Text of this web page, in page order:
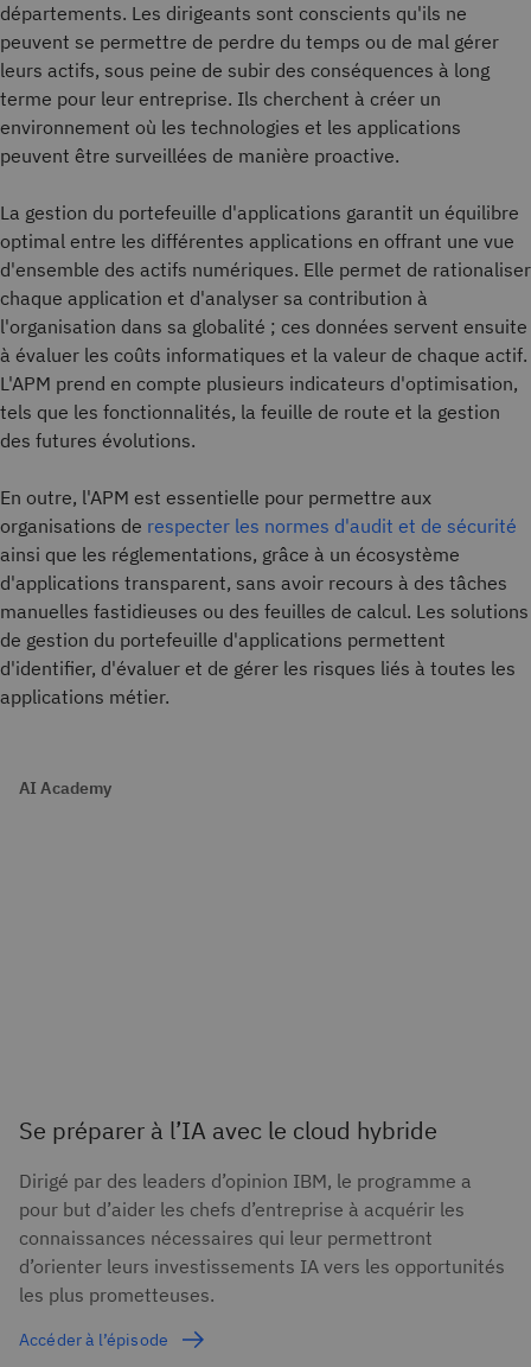
départements. Les dirigeants sont conscients qu'ils ne
peuvent se permettre de perdre du temps ou de mal gérer
leurs actifs, sous peine de subir des conséquences à long
terme pour leur entreprise. Ils cherchent à créer un
environnement où les technologies et les applications
peuvent être surveillées de manière proactive.
La gestion du portefeuille d'applications garantit un équilibre
optimal entre les différentes applications en offrant une vue
d'ensemble des actifs numériques. Elle permet de rationaliser
chaque application et d'analyser sa contribution à
l'organisation dans sa globalité ; ces données servent ensuite
à évaluer les coûts informatiques et la valeur de chaque actif.
L'APM prend en compte plusieurs indicateurs d'optimisation,
tels que les fonctionnalités, la feuille de route et la gestion
des futures évolutions.
En outre, l'APM est essentielle pour permettre aux
organisations de respecter les normes d'audit et de sécurité
ainsi que les réglementations, grâce à un écosystème
d'applications transparent, sans avoir recours à des tâches
manuelles fastidieuses ou des feuilles de calcul. Les solutions
de gestion du portefeuille d'applications permettent
d'identifier, d'évaluer et de gérer les risques liés à toutes les
applications métier.
AI Academy
Se préparer à l’IA avec le cloud hybride
Dirigé par des leaders d’opinion IBM, le programme a
pour but d’aider les chefs d’entreprise à acquérir les
connaissances nécessaires qui leur permettront
d’orienter leurs investissements IA vers les opportunités
les plus prometteuses.
Accéder à l’épisode